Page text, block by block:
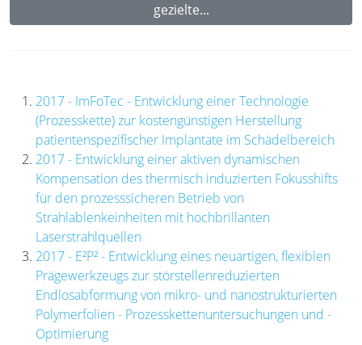
gezielte...
2017 - ImFoTec - Entwicklung einer Technologie
(Prozesskette) zur kostengünstigen Herstellung
patientenspezifischer Implantate im Schädelbereich
2017 - Entwicklung einer aktiven dynamischen
Kompensation des thermisch induzierten Fokusshifts
für den prozesssicheren Betrieb von
Strahlablenkeinheiten mit hochbrillanten
Laserstrahlquellen
2017 - E²P² - Entwicklung eines neuartigen, flexiblen
Prägewerkzeugs zur störstellenreduzierten
Endlosabformung von mikro- und nanostrukturierten
Polymerfolien - Prozesskettenuntersuchungen und -
Optimierung